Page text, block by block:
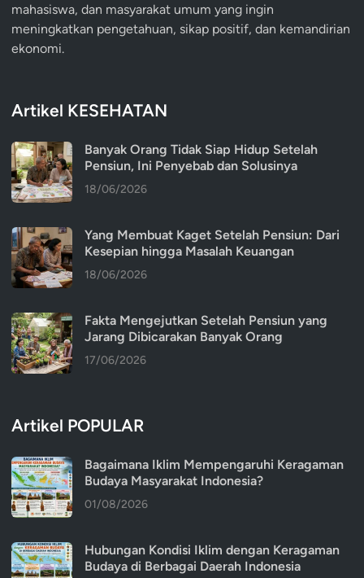
mahasiswa, dan masyarakat umum yang ingin
meningkatkan pengetahuan, sikap positif, dan kemandirian
ekonomi.
Artikel KESEHATAN
Banyak Orang Tidak Siap Hidup Setelah
Pensiun, Ini Penyebab dan Solusinya
18/06/2026
Yang Membuat Kaget Setelah Pensiun: Dari
Kesepian hingga Masalah Keuangan
18/06/2026
Fakta Mengejutkan Setelah Pensiun yang
Jarang Dibicarakan Banyak Orang
17/06/2026
Artikel POPULAR
Bagaimana Iklim Mempengaruhi Keragaman
Budaya Masyarakat Indonesia?
01/08/2026
Hubungan Kondisi Iklim dengan Keragaman
Budaya di Berbagai Daerah Indonesia